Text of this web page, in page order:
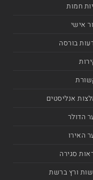
חמות
אישי
בורסה
אנליסטים
הדולר
האירו
סגירה
ורץ ברשת